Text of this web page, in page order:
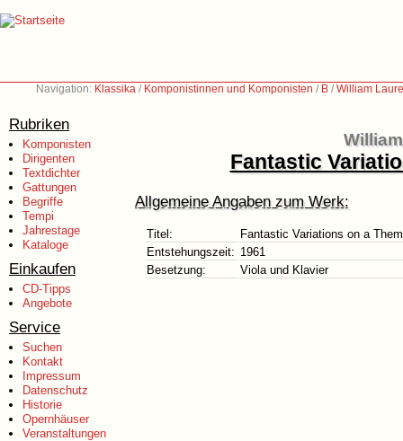
Navigation: Klassika / Komponistinnen und Komponisten / B /William
Rubriken
Komponisten
Dirigenten
Textdichter
Gattungen
Begriffe
Tempi
Jahrestage
Kataloge
Einkaufen
CD-Tipps
Angebote
Service
Suchen
Kontakt
Impressum
Datenschutz
Historie
Opernhäuser
Veranstaltungen
Fantastic
Allgemeine Angaben zum Werk:
Titel:
Fantastic Variations on a
Entstehungszeit: 1961
Besetzung:
Viola und Klavier